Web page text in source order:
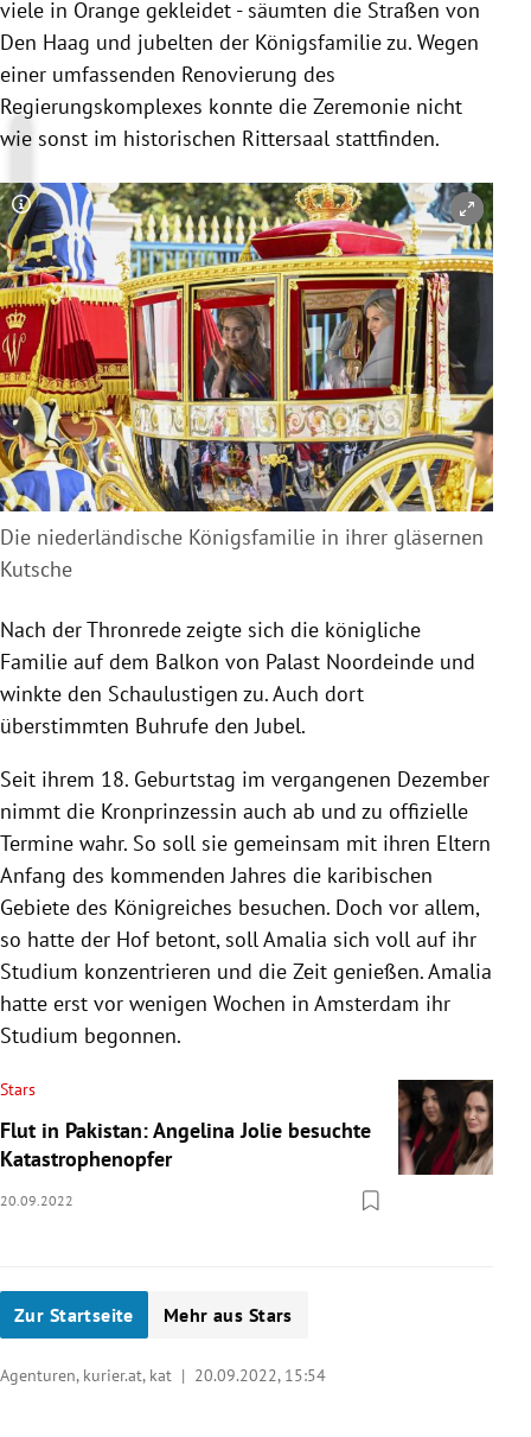
viele in Orange gekleidet - säumten die Straßen von
Den Haag und jubelten der Königsfamilie zu. Wegen
einer umfassenden Renovierung des
Regierungskomplexes konnte die Zeremonie nicht
wie sonst im historischen Rittersaal stattfinden.
Copyright-Hinweis öffnen/schließen
Die niederländische Königsfamilie in ihrer gläsernen
Kutsche
Nach der Thronrede zeigte sich die königliche
Familie auf dem Balkon von Palast Noordeinde und
winkte den Schaulustigen zu. Auch dort
überstimmten Buhrufe den Jubel.
Seit ihrem 18. Geburtstag im vergangenen Dezember
nimmt die Kronprinzessin auch ab und zu offizielle
Termine wahr. So soll sie gemeinsam mit ihren Eltern
Anfang des kommenden Jahres die karibischen
Gebiete des Königreiches besuchen. Doch vor allem,
so hatte der Hof betont, soll Amalia sich voll auf ihr
Studium konzentrieren und die Zeit genießen. Amalia
hatte erst vor wenigen Wochen in Amsterdam ihr
Studium begonnen.
Stars
Flut in Pakistan: Angelina Jolie besuchte
Katastrophenopfer
20.09.2022
Zur Startseite Mehr aus Stars
Agenturen, kurier.at, kat | 20.09.2022, 15:54